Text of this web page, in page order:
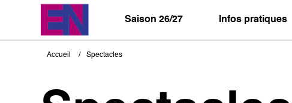
Saison 26/27 Infos pratiques
Fil
Accueil Spectacles